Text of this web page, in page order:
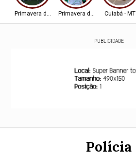
Primavera do LestePrimavera do LesteCuiabá - MT
PUBLICIDADE
Polícia